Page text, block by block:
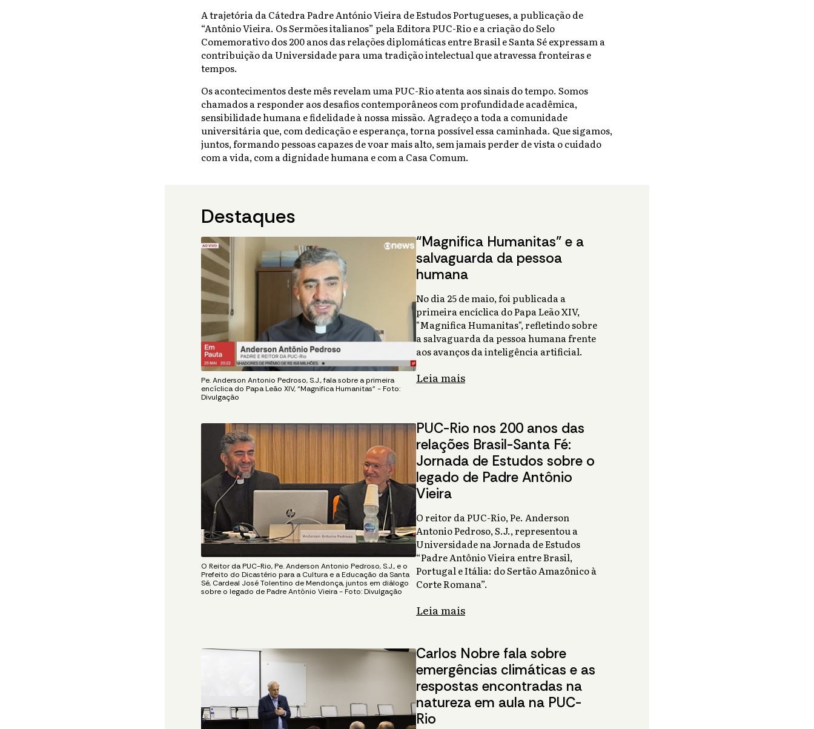
A trajetória da Cátedra Padre António Vieira de Estudos Portugueses, a publicação de
“Antônio Vieira. Os Sermões italianos” pela Editora PUC-Rio e a criação do Selo
Comemorativo dos 200 anos das relações diplomáticas entre Brasil e Santa Sé expressam a
contribuição da Universidade para uma tradição intelectual que atravessa fronteiras e
tempos.
Os acontecimentos deste mês revelam uma PUC-Rio atenta aos sinais do tempo. Somos
chamados a responder aos desafios contemporâneos com profundidade acadêmica,
sensibilidade humana e fidelidade à nossa missão. Agradeço a toda a comunidade
universitária que, com dedicação e esperança, torna possível essa caminhada. Que sigamos,
juntos, formando pessoas capazes de voar mais alto, sem jamais perder de vista o cuidado
com a vida, com a dignidade humana e com a Casa Comum.
Destaques
Pe. Anderson Antonio Pedroso, S.J., fala sobre a primeira
encíclica do Papa Leão XIV, “Magnifica Humanitas” - Foto:
Divulgação
“Magnifica Humanitas” e a
salvaguarda da pessoa
humana
No dia 25 de maio, foi publicada a
primeira encíclica do Papa Leão XIV,
"Magnifica Humanitas", refletindo sobre
a salvaguarda da pessoa humana frente
aos avanços da inteligência artificial.
Leia mais
O Reitor da PUC-Rio, Pe. Anderson Antonio Pedroso, S.J., e o
Prefeito do Dicastério para a Cultura e a Educação da Santa
Sé, Cardeal José Tolentino de Mendonça, juntos em diálogo
sobre o legado de Padre Antônio Vieira - Foto: Divulgação
PUC-Rio nos 200 anos das
relações Brasil-Santa Fé:
Jornada de Estudos sobre o
legado de Padre Antônio
Vieira
O reitor da PUC-Rio, Pe. Anderson
Antonio Pedroso, S.J., representou a
Universidade na Jornada de Estudos
“Padre Antônio Vieira entre Brasil,
Portugal e Itália: do Sertão Amazônico à
Corte Romana”.
Leia mais
Carlos Nobre fala sobre
emergências climáticas e as
respostas encontradas na
natureza em aula na PUC-
Rio